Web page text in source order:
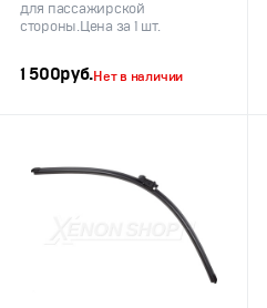
для пассажирской
стороны.Цена за 1 шт.
1 500руб.Нет в наличии